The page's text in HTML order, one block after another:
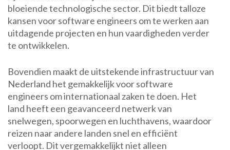
bloeiende technologische sector. Dit biedt talloze
kansen voor software engineers om te werken aan
uitdagende projecten en hun vaardigheden verder
te ontwikkelen.
Bovendien maakt de uitstekende infrastructuur van
Nederland het gemakkelijk voor software
engineers om internationaal zaken te doen. Het
land heeft een geavanceerd netwerk van
snelwegen, spoorwegen en luchthavens, waardoor
reizen naar andere landen snel en efficiënt
verloopt. Dit vergemakkelijkt niet alleen